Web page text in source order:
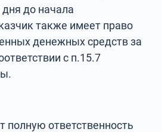
до начала
также имеет право
денежных средств за
с п.15.7
полную ответственность